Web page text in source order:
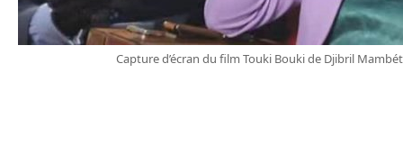
Capture d’écran du film Touki Bouki de Djibril